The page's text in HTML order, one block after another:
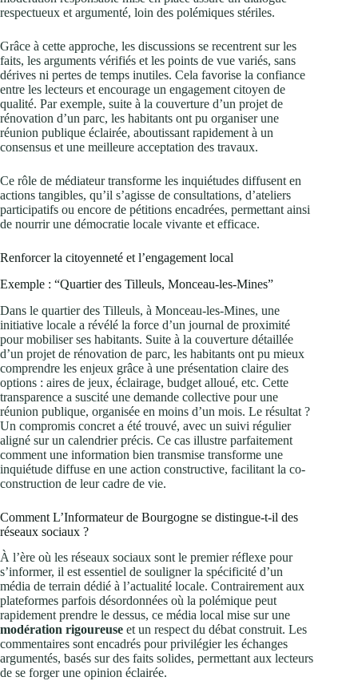
respectueux et argumenté, loin des polémiques stériles.
Grâce à cette approche, les discussions se recentrent sur les
faits, les arguments vérifiés et les points de vue variés, sans
dérives ni pertes de temps inutiles. Cela favorise la confiance
entre les lecteurs et encourage un engagement citoyen de
qualité. Par exemple, suite à la couverture d’un projet de
rénovation d’un parc, les habitants ont pu organiser une
réunion publique éclairée, aboutissant rapidement à un
consensus et une meilleure acceptation des travaux.
Ce rôle de médiateur transforme les inquiétudes diffusent en
actions tangibles, qu’il s’agisse de consultations, d’ateliers
participatifs ou encore de pétitions encadrées, permettant ainsi
de nourrir une démocratie locale vivante et efficace.
Renforcer la citoyenneté et l’engagement local
Exemple : “Quartier des Tilleuls, Monceau-les-Mines”
Dans le quartier des Tilleuls, à Monceau-les-Mines, une
initiative locale a révélé la force d’un journal de proximité
pour mobiliser ses habitants. Suite à la couverture détaillée
d’un projet de rénovation de parc, les habitants ont pu mieux
comprendre les enjeux grâce à une présentation claire des
options : aires de jeux, éclairage, budget alloué, etc. Cette
transparence a suscité une demande collective pour une
réunion publique, organisée en moins d’un mois. Le résultat ?
Un compromis concret a été trouvé, avec un suivi régulier
aligné sur un calendrier précis. Ce cas illustre parfaitement
comment une information bien transmise transforme une
inquiétude diffuse en une action constructive, facilitant la co-
construction de leur cadre de vie.
Comment L’Informateur de Bourgogne se distingue-t-il des
réseaux sociaux ?
À l’ère où les réseaux sociaux sont le premier réflexe pour
s’informer, il est essentiel de souligner la spécificité d’un
média de terrain dédié à l’actualité locale. Contrairement aux
plateformes parfois désordonnées où la polémique peut
rapidement prendre le dessus, ce média local mise sur une
modération rigoureuse et un respect du débat construit. Les
commentaires sont encadrés pour privilégier les échanges
argumentés, basés sur des faits solides, permettant aux lecteurs
de se forger une opinion éclairée.